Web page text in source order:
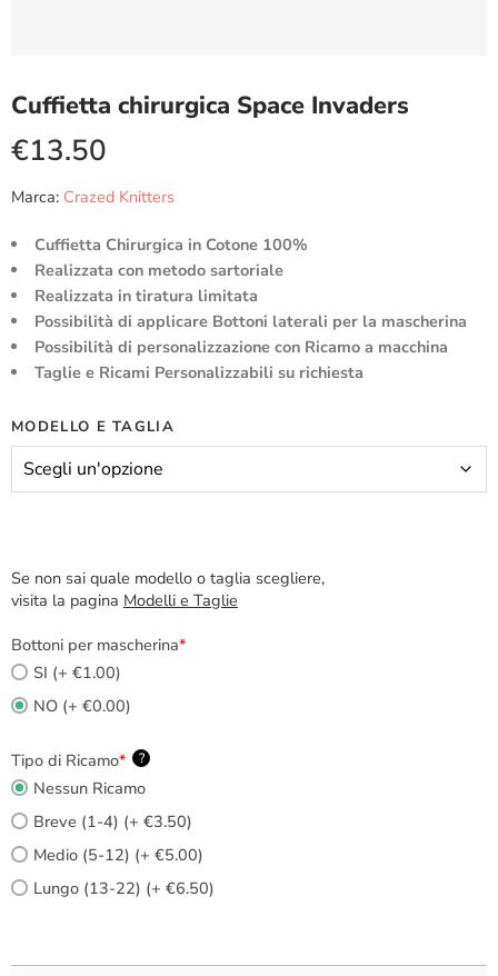
Cuffietta chirurgica Space Invaders
€13.50
Marca: Crazed Knitters
Cuffietta Chirurgica in Cotone 100%
Realizzata con metodo sartoriale
Realizzata in tiratura limitata
Possibilità di applicare Bottoni laterali per la mascherina
Possibilità di personalizzazione con Ricamo a macchina
Taglie e Ricami Personalizzabili su richiesta
MODELLO E TAGLIA
Se non sai quale modello o taglia scegliere,
visita la pagina Modelli e Taglie
Bottoni per mascherina*
SI (+ €1.00)
NO (+ €0.00)
Tipo di Ricamo* ?
Nessun Ricamo
Breve (1-4) (+ €3.50)
Medio (5-12) (+ €5.00)
Lungo (13-22) (+ €6.50)